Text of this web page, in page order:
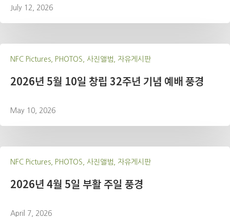
July 12, 2026
NFC Pictures, PHOTOS, 사진앨범, 자유게시판
2026년 5월 10일 창립 32주년 기념 예배 풍경
May 10, 2026
NFC Pictures, PHOTOS, 사진앨범, 자유게시판
2026년 4월 5일 부활 주일 풍경
April 7, 2026